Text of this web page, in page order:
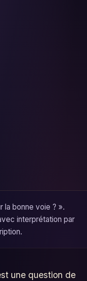
la bonne voie ? ».
interprétation par
une question de